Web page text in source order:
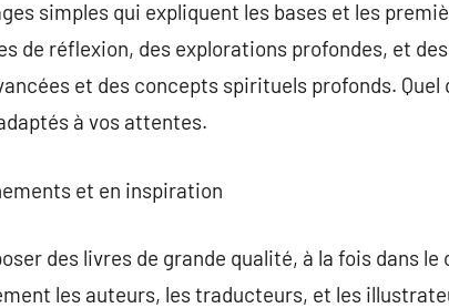
simples qui expliquent les bases et les
de réflexion, des explorations profondes, et
et des concepts spirituels profonds. Quel
à vos attentes.
et en inspiration
des livres de grande qualité, à la fois dans
les auteurs, les traducteurs, et les